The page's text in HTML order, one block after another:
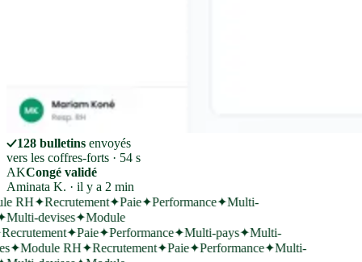
128 bulletins envoyés
vers les coffres-forts · 54 s
AKCongé validé
Aminata K. · il y a 2 min
RH✦Recrutement✦Paie✦Performance✦Multi-
Multi-devises✦Module
✦Paie✦Performance✦Multi-pays✦Multi-
✦Module RH✦Recrutement✦Paie✦Performance✦Multi-